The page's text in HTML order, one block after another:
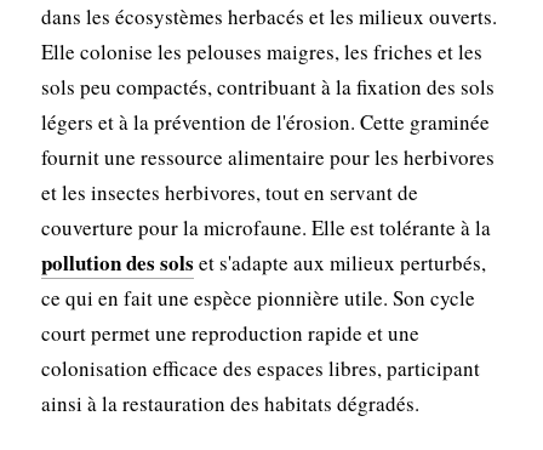
dans les écosystèmes herbacés et les milieux ouverts.
Elle colonise les pelouses maigres, les friches et les
sols peu compactés, contribuant à la fixation des sols
légers et à la prévention de l'érosion. Cette graminée
fournit une ressource alimentaire pour les herbivores
et les insectes herbivores, tout en servant de
couverture pour la microfaune. Elle est tolérante à la
pollution des sols et s'adapte aux milieux perturbés,
ce qui en fait une espèce pionnière utile. Son cycle
court permet une reproduction rapide et une
colonisation efficace des espaces libres, participant
ainsi à la restauration des habitats dégradés.